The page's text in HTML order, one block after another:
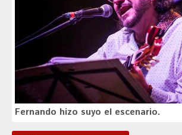
Fernando hizo suyo el escenario.